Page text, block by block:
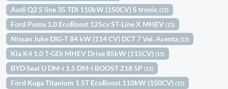
Audi Q2 S line 35 TDI 110kW (150CV) S tronic(15)
Ford Puma 1.0 EcoBoost 125cv ST-Line X MHEV(15)
Nissan Juke DIG-T 84 kW (114 CV) DCT 7 Vel. Acenta(15)
Kia K4 1.0 T-GDi MHEV Drive 85kW (115CV)(15)
BYD Seal U DM-i 1.5 DM-I BOOST 218 5P(15)
Ford Kuga Titanium 1.5T EcoBoost 110kW (150CV)(15)